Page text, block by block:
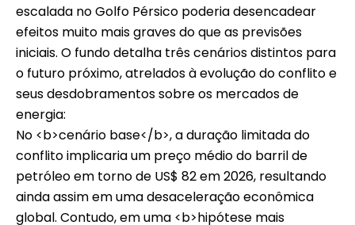
escalada no Golfo Pérsico poderia desencadear
efeitos muito mais graves do que as previsões
iniciais. O fundo detalha três cenários distintos para
o futuro próximo, atrelados à evolução do conflito e
seus desdobramentos sobre os mercados de
energia:
No <b>cenário base</b>, a duração limitada do
conflito implicaria um preço médio do barril de
petróleo em torno de US$ 82 em 2026, resultando
ainda assim em uma desaceleração econômica
global. Contudo, em uma <b>hipótese mais